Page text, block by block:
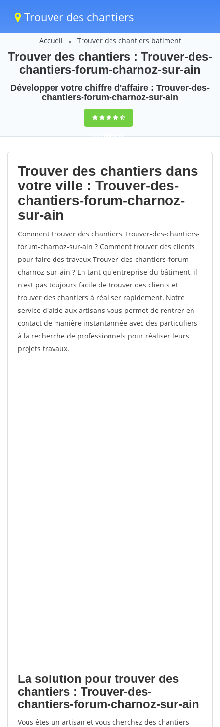
Trouver des chantiers
Accueil Trouver des chantiers batiment
Trouver des chantiers : Trouver-des-
chantiers-forum-charnoz-sur-ain
Développer votre chiffre d'affaire : Trouver-des-
chantiers-forum-charnoz-sur-ain
9,5(100%)82
votes
Trouver des chantiers dans
votre ville : Trouver-des-
chantiers-forum-charnoz-
sur-ain
Comment trouver des chantiers Trouver-des-chantiers-
forum-charnoz-sur-ain ? Comment trouver des clients
pour faire des travaux Trouver-des-chantiers-forum-
charnoz-sur-ain ? En tant qu'entreprise du bâtiment, il
n'est pas toujours facile de trouver des clients et
trouver des chantiers à réaliser rapidement. Notre
service d'aide aux artisans vous permet de rentrer en
contact de manière instantannée avec des particuliers
à la recherche de professionnels pour réaliser leurs
projets travaux.
La solution pour trouver des
chantiers : Trouver-des-
chantiers-forum-charnoz-sur-ain
Vous êtes un artisan et vous cherchez des chantiers